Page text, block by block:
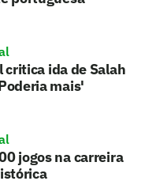
ida de Salah
mais'
jogos na carreira